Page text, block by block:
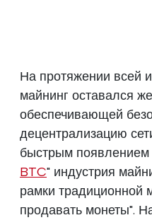
На протяжении всей
майнинг оставался
обеспечивающей
децентрализацию
быстрым появлением
BTC" индустрия
рамки традиционной
продавать монеты".